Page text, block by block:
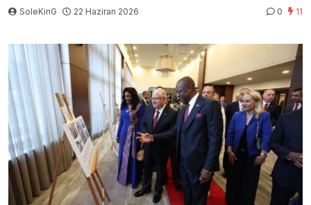
SoleKinG 22 Haziran 2026 0 11